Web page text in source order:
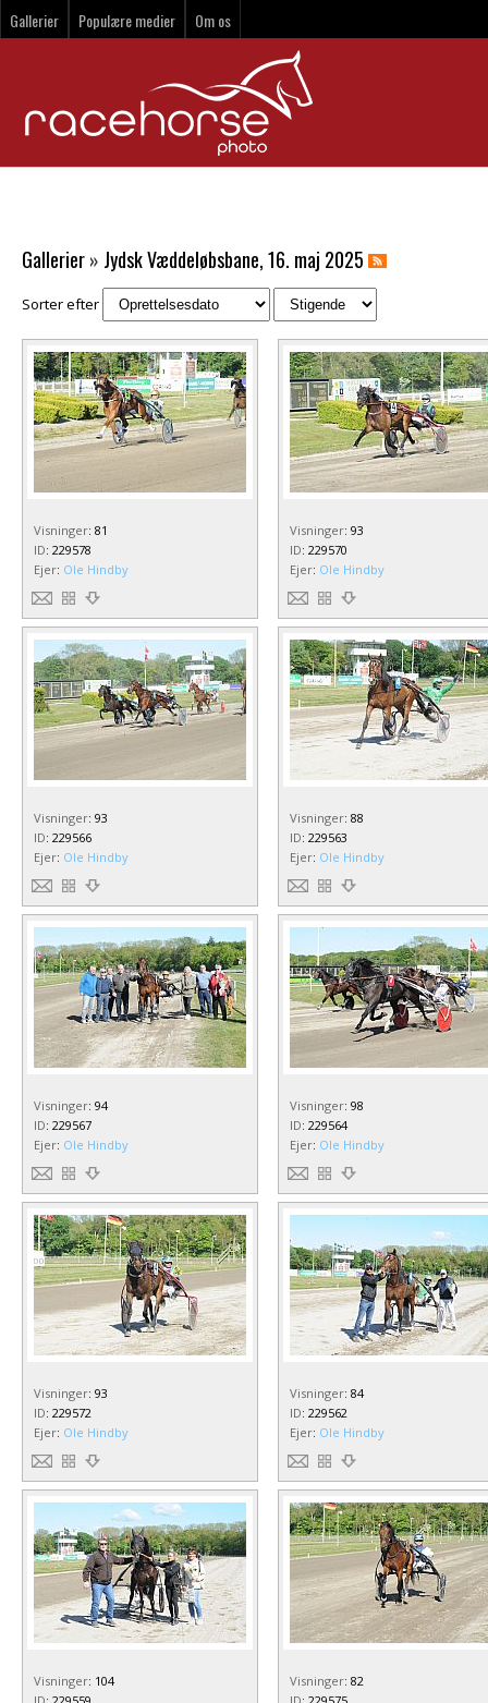
Gallerier Populære medier Om os
Gallerier» Jydsk Væddeløbsbane, 16. maj 2025
Sorter efter
Visninger: 81
ID: 229578
Ejer: Ole Hindby
Visninger: 93
ID: 229570
Ejer: Ole Hindby
Visninger: 93
ID: 229566
Ejer: Ole Hindby
Visninger: 88
ID: 229563
Ejer: Ole Hindby
Visninger: 94
ID: 229567
Ejer: Ole Hindby
Visninger: 98
ID: 229564
Ejer: Ole Hindby
Visninger: 93
ID: 229572
Ejer: Ole Hindby
Visninger: 84
ID: 229562
Ejer: Ole Hindby
Visninger: 104
Visninger: 82